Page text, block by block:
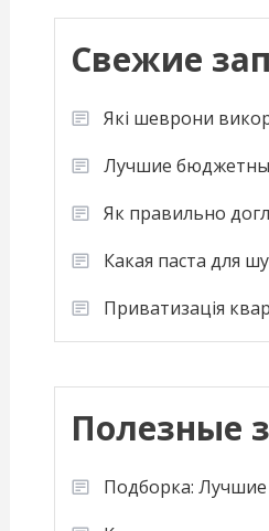
Свежие
Які шеврони
Лучшие
Як правильно
Какая паста для
Приватизація
Полезные
Подборка: Лучшие